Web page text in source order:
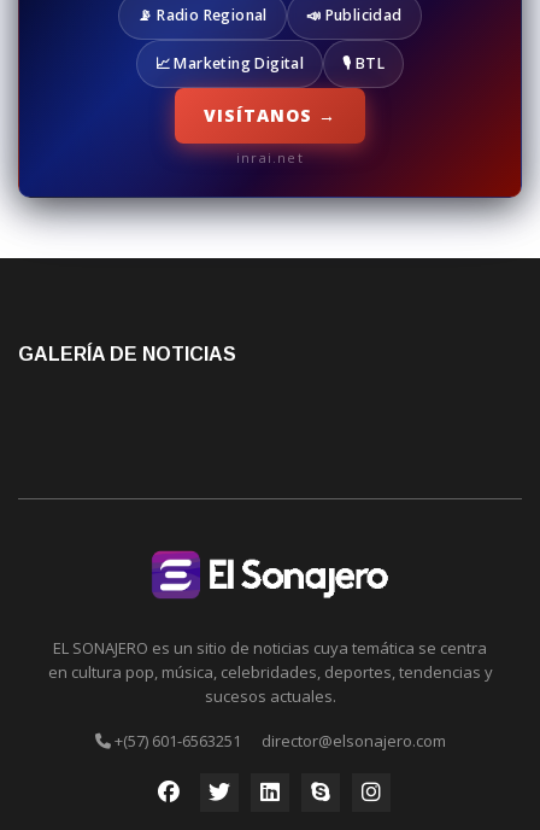
📡 Radio Regional 📣 Publicidad
📈 Marketing Digital 🎙️ BTL
VISÍTANOS →
inrai.net
GALERÍA DE NOTICIAS
EL SONAJERO es un sitio de noticias cuya temática se centra
en cultura pop, música, celebridades, deportes, tendencias y
sucesos actuales.
+(57) 601-6563251 director@elsonajero.com